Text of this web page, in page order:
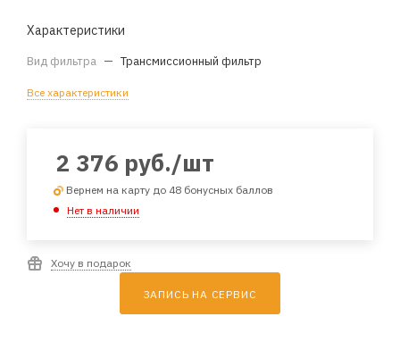
Характеристики
Вид фильтра — Трансмиссионный фильтр
Все характеристики
2 376 руб./шт
Вернем на карту до 48 бонусных баллов
Нет в наличии
Хочу в подарок
ЗАПИСЬ НА СЕРВИС